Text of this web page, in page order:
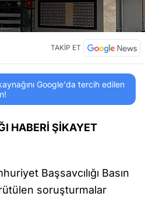
TAKİP ET
Google'da tercih edilen
HABERİ ŞİKAYET
Başsavcılığı Basın
soruşturmalar